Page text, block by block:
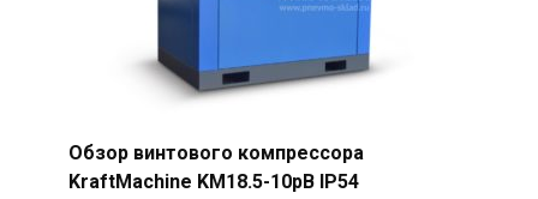
Обзор винтового компрессора
KraftMachine KM18.5-10рВ IP54